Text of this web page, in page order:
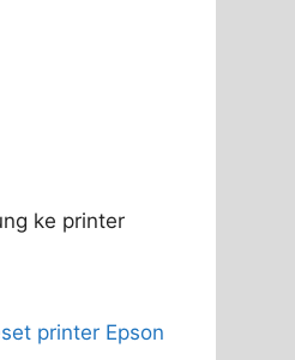
ke printer
printer Epson